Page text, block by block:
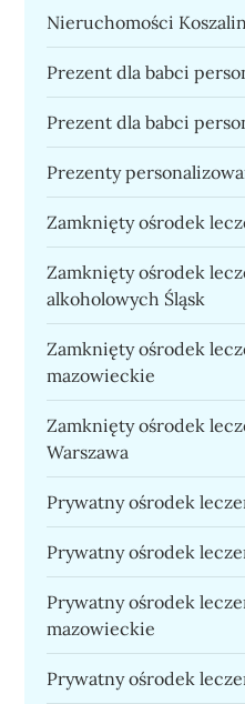
Nieruchomości Koszalin
Prezent dla babci
Prezent dla babci
Prezenty
Zamknięty ośrodek
Zamknięty ośrodek
alkoholowych Śląsk
Zamknięty ośrodek
mazowieckie
Zamknięty ośrodek
Warszawa
Prywatny ośrodek
Prywatny ośrodek
Prywatny ośrodek
mazowieckie
Prywatny ośrodek